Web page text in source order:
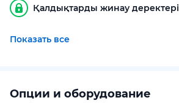
Қалдықтарды жинау деректері
Показать все
Опции и оборудование